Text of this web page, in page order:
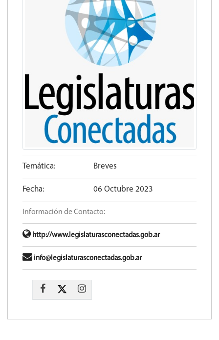
Temática: Breves
Fecha: 06 Octubre 2023
Información de Contacto:
http://www.legislaturasconectadas.gob.ar
info@legislaturasconectadas.gob.ar